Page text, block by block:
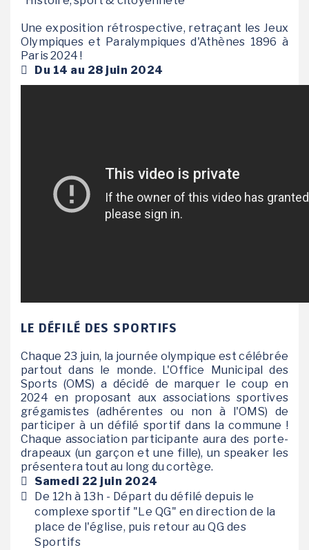
Une exposition rétrospective, retraçant les Jeux
Olympiques et Paralympiques d'Athènes 1896 à
Paris 2024 !
Du 14 au 28 juin 2024
LE DÉFILÉ DES SPORTIFS
Chaque 23 juin, la journée olympique est célébrée
partout dans le monde. L'Office Municipal des
Sports (OMS) a décidé de marquer le coup en
2024 en proposant aux associations sportives
grégamistes (adhérentes ou non à l'OMS) de
participer à un défilé sportif dans la commune !
Chaque association participante aura des porte-
drapeaux (un garçon et une fille), un speaker les
présentera tout au long du cortège.
Samedi 22 juin 2024
De 12h à 13h - Départ du défilé depuis le
complexe sportif "Le QG" en direction de la
place de l'église, puis retour au QG des
Sportifs